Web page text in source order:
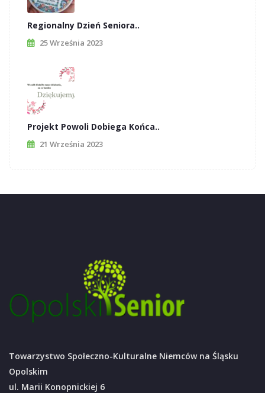
Regionalny Dzień Seniora..
25 Września 2023
Projekt Powoli Dobiega Końca..
21 Września 2023
Towarzystwo Społeczno-Kulturalne Niemców na Śląsku
Opolskim
ul. Marii Konopnickiej 6